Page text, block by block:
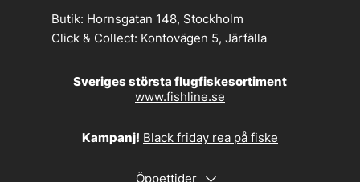
Butik: Hornsgatan 148, Stockholm
Click & Collect: Kontovägen 5, Järfälla
Sveriges största flugfiskesortiment
www.fishline.se
Kampanj! Black friday rea på fiske
Öppettider